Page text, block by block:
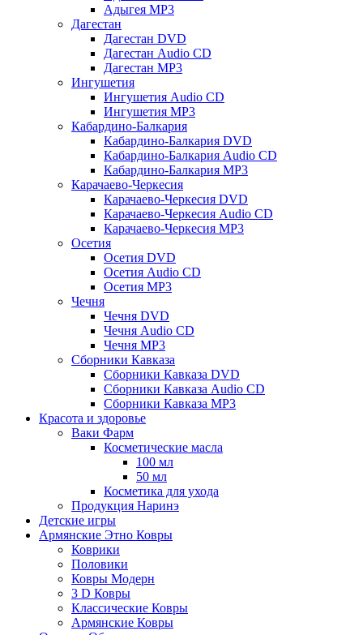
Адыгея MP3
Дагестан
Дагестан DVD
Дагестан Audio CD
Дагестан MP3
Ингушетия
Ингушетия Audio CD
Ингушетия MP3
Кабардино-Балкария
Кабардино-Балкария DVD
Кабардино-Балкария Audio CD
Кабардино-Балкария MP3
Карачаево-Черкесия
Карачаево-Черкесия DVD
Карачаево-Черкесия Audio CD
Карачаево-Черкесия MP3
Осетия
Осетия DVD
Осетия Audio CD
Осетия MP3
Чечня
Чечня DVD
Чечня Audio CD
Чечня MP3
Сборники Кавказа
Сборники Кавказа DVD
Сборники Кавказа Audio CD
Сборники Кавказа MP3
Красота и здоровье
Ваки Фарм
Косметические масла
100 мл
50 мл
Косметика для ухода
Продукция Наринэ
Детские игры
Армянские Этно Ковры
Коврики
Половики
Ковры Модерн
3 D Ковры
Классические Ковры
Армянские Ковры